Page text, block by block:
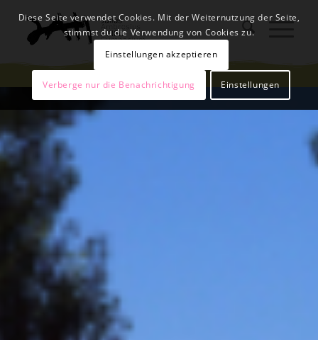
Diese Seite verwendet Cookies. Mit der Weiternutzung der Seite,
stimmst du die Verwendung von Cookies zu.
Einstellungen akzeptieren
Verberge nur die Benachrichtigung Einstellungen